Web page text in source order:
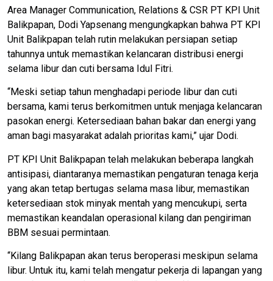
Area Manager Communication, Relations & CSR PT KPI Unit
Balikpapan, Dodi Yapsenang mengungkapkan bahwa PT KPI
Unit Balikpapan telah rutin melakukan persiapan setiap
tahunnya untuk memastikan kelancaran distribusi energi
selama libur dan cuti bersama Idul Fitri.
“Meski setiap tahun menghadapi periode libur dan cuti
bersama, kami terus berkomitmen untuk menjaga kelancaran
pasokan energi. Ketersediaan bahan bakar dan energi yang
aman bagi masyarakat adalah prioritas kami,” ujar Dodi.
PT KPI Unit Balikpapan telah melakukan beberapa langkah
antisipasi, diantaranya memastikan pengaturan tenaga kerja
yang akan tetap bertugas selama masa libur, memastikan
ketersediaan stok minyak mentah yang mencukupi, serta
memastikan keandalan operasional kilang dan pengiriman
BBM sesuai permintaan.
“Kilang Balikpapan akan terus beroperasi meskipun selama
libur. Untuk itu, kami telah mengatur pekerja di lapangan yang